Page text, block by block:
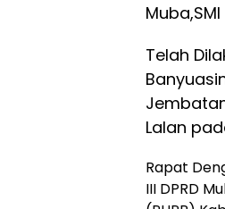
Muba,SMI
Telah
Lalan
Rapat
III DPRD